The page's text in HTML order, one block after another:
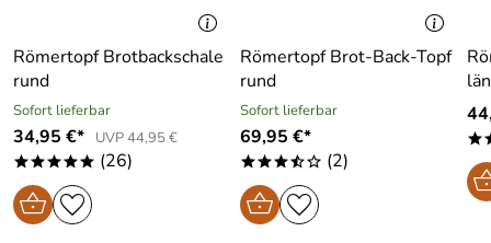
Römertopf Brotbackschale
rund
Sofort lieferbar
34,95 €* UVP 44,95 €
***** (26)
Römertopf Brot-Back-Topf
rund
Sofort lieferbar
69,95 €*
***/o (2)